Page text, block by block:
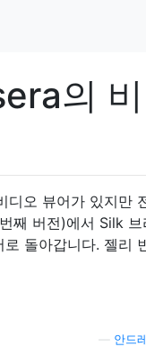
의
오 뷰어가 있지만
째 버전)에서 Silk 브
돌아갑니다. 젤리
안드